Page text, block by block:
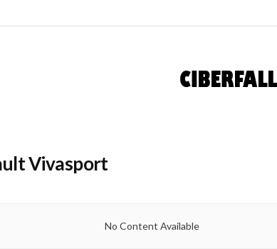
Vivasport
No Content Available